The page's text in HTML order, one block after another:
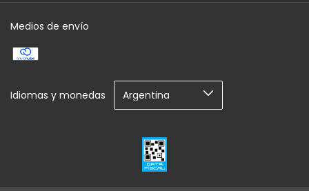
Medios de envío
Idiomas y monedas